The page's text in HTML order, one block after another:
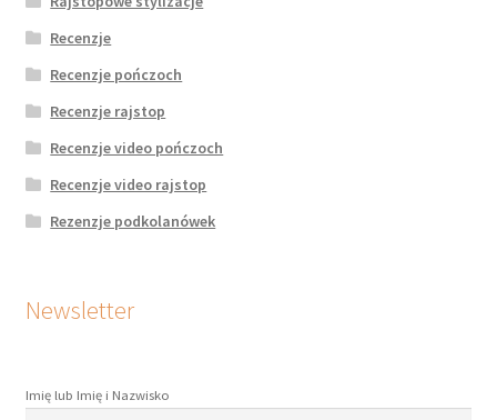
Recenzje
Recenzje pończoch
Recenzje rajstop
Recenzje video pończoch
Recenzje video rajstop
Rezenzje podkolanówek
Newsletter
Imię lub Imię i Nazwisko